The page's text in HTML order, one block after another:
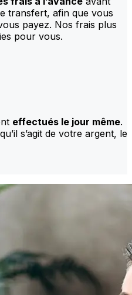
transfert, afin que vous
payez. Nos frais plus
pour vous.
effectués le jour même.
s’agit de votre argent, le